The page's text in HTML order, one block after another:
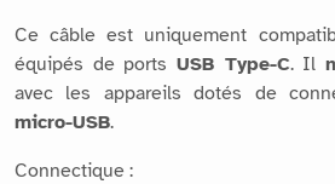
Ce câble est uniquement
équipés de ports USB Type-C. Il
avec les appareils dotés de
micro-USB.
Connectique :